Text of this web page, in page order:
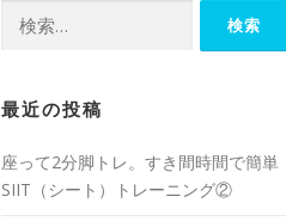
最近の投稿
座って2分脚トレ。すき間時間で簡単
SIIT（シート）トレーニング②